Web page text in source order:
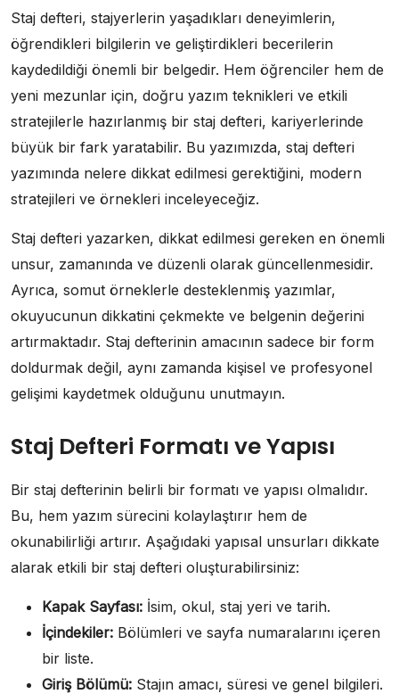
Staj defteri, stajyerlerin yaşadıkları deneyimlerin,
öğrendikleri bilgilerin ve geliştirdikleri becerilerin
kaydedildiği önemli bir belgedir. Hem öğrenciler hem de
yeni mezunlar için, doğru yazım teknikleri ve etkili
stratejilerle hazırlanmış bir staj defteri, kariyerlerinde
büyük bir fark yaratabilir. Bu yazımızda, staj defteri
yazımında nelere dikkat edilmesi gerektiğini, modern
stratejileri ve örnekleri inceleyeceğiz.
Staj defteri yazarken, dikkat edilmesi gereken en önemli
unsur, zamanında ve düzenli olarak güncellenmesidir.
Ayrıca, somut örneklerle desteklenmiş yazımlar,
okuyucunun dikkatini çekmekte ve belgenin değerini
artırmaktadır. Staj defterinin amacının sadece bir form
doldurmak değil, aynı zamanda kişisel ve profesyonel
gelişimi kaydetmek olduğunu unutmayın.
Staj Defteri Formatı ve Yapısı
Bir staj defterinin belirli bir formatı ve yapısı olmalıdır.
Bu, hem yazım sürecini kolaylaştırır hem de
okunabilirliği artırır. Aşağıdaki yapısal unsurları dikkate
alarak etkili bir staj defteri oluşturabilirsiniz:
Kapak Sayfası: İsim, okul, staj yeri ve tarih.
İçindekiler: Bölümleri ve sayfa numaralarını içeren
bir liste.
Giriş Bölümü: Stajın amacı, süresi ve genel bilgileri.